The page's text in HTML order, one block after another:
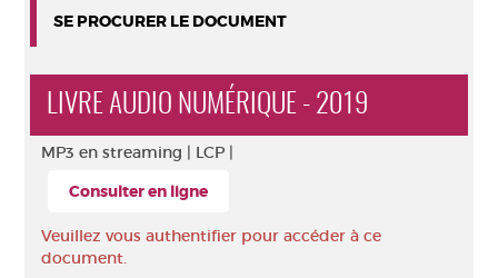
SE PROCURER LE DOCUMENT
LIVRE AUDIO NUMÉRIQUE - 2019
MP3 en streaming | LCP |
Consulter en ligne
Veuillez vous authentifier pour accéder à ce
document.